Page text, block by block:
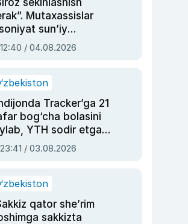
sekinlashish
Mutaxassislar
sun’iy
boshqara
qolishidan xavotir
12:40 / 04.08.2026
Tracker’ga 21
bog‘cha bolasini
YTH sodir etgan
sud hukmi o‘qildi
23:41 / 03.08.2026
qator she’rim
sakkizta